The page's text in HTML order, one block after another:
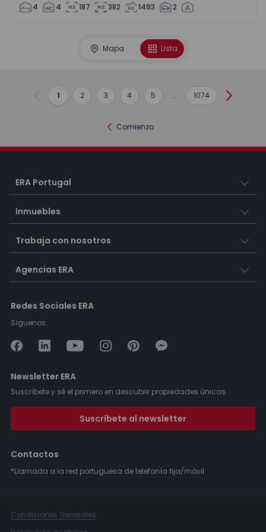
4 4 187 382 1493 2
Mapa Lista
Anterior
1 2 3 4 5 ... 1074
Comienzo
ERA Portugal
Inmuebles
Trabaja con nosotros
Agencias ERA
Redes Sociales ERA
Síguenos:
Newsletter ERA
Suscríbete y sé el primero en descubrir propiedades únicas.
Suscríbete al newsletter
Contactos
*Llamada a la red portuguesa de telefonía fija/móvil.
Condiciones Generales